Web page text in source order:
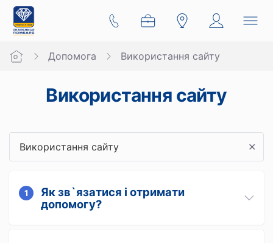
Допомога Використання сайту
Використання сайту
✕
1
Як зв`язатися і отримати
допомогу?